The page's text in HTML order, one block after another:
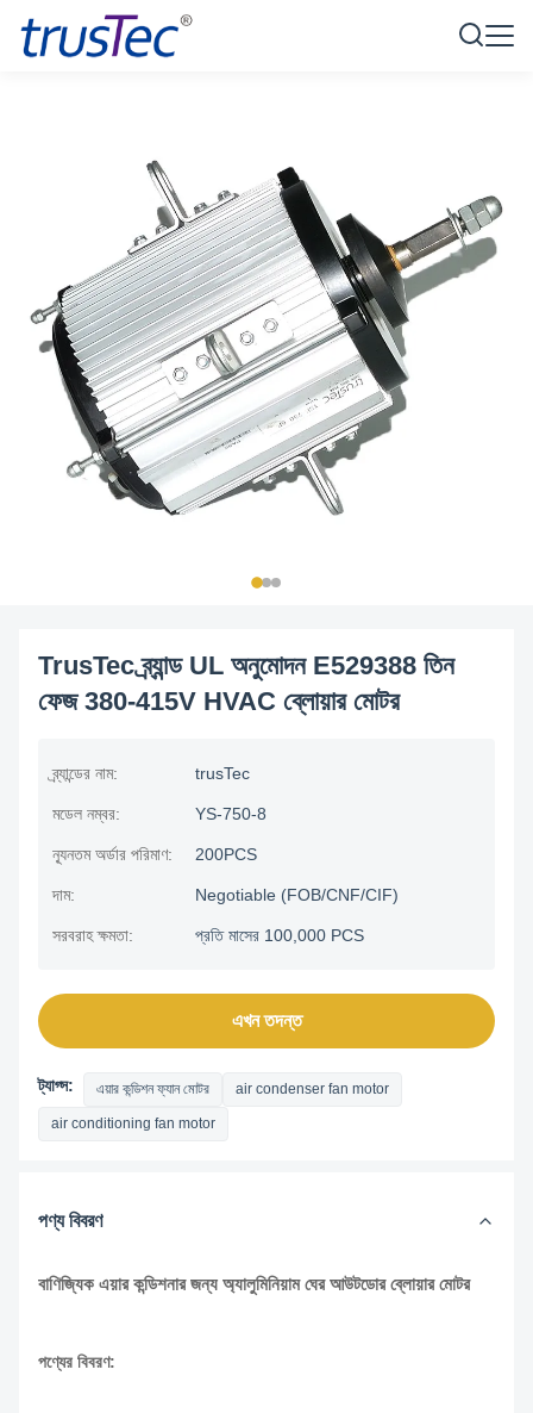
TrusTec ব্র্যান্ড UL অনুমোদন E529388 তিন
ফেজ 380-415V HVAC ব্লোয়ার মোটর
ব্র্যান্ডের নাম: trusTec
মডেল নম্বর: YS-750-8
ন্যূনতম অর্ডার পরিমাণ: 200PCS
দাম: Negotiable (FOB/CNF/CIF)
সরবরাহ ক্ষমতা: প্রতি মাসের 100,000 PCS
এখন তদন্ত
ট্যাগ্স: এয়ার কন্ডিশন ফ্যান মোটর air condenser fan motor
air conditioning fan motor
পণ্য বিবরণ
বাণিজ্যিক এয়ার কন্ডিশনার জন্য অ্যালুমিনিয়াম ঘের আউটডোর ব্লোয়ার মোটর
পণ্যের বিবরণ: